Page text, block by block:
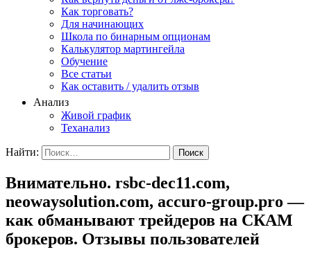
Как торговать?
Для начинающих
Школа по бинарным опционам
Калькулятор мартингейла
Обучение
Все статьи
Как оставить / удалить отзыв
Анализ
Живой график
Теханализ
Найти:
Внимательно. rsbc-dec11.com,
neowaysolution.com, accuro-group.pro —
как обманывают трейдеров на СКАМ
брокеров. Отзывы пользователей